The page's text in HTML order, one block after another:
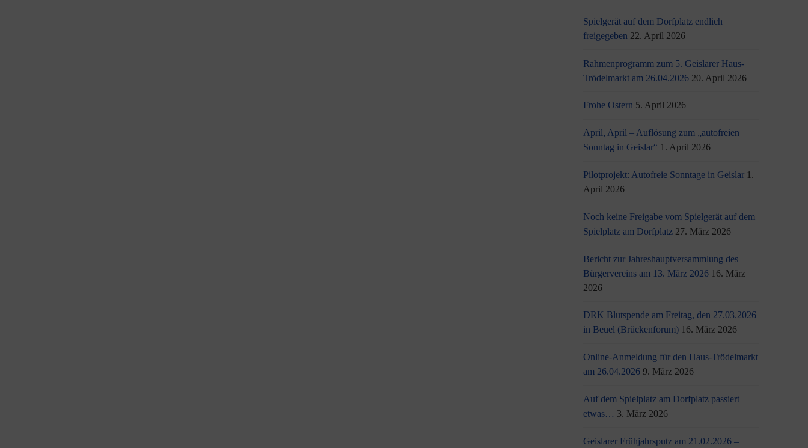
Spielgerät auf dem Dorfplatz endlich
freigegeben 22. April 2026
Rahmenprogramm zum 5. Geislarer Haus-
Trödelmarkt am 26.04.2026 20. April 2026
Frohe Ostern 5. April 2026
April, April – Auflösung zum „autofreien
Sonntag in Geislar“ 1. April 2026
Pilotprojekt: Autofreie Sonntage in Geislar 1.
April 2026
Noch keine Freigabe vom Spielgerät auf dem
Spielplatz am Dorfplatz 27. März 2026
Bericht zur Jahreshauptversammlung des
Bürgervereins am 13. März 2026 16. März
2026
DRK Blutspende am Freitag, den 27.03.2026
in Beuel (Brückenforum) 16. März 2026
Online-Anmeldung für den Haus-Trödelmarkt
am 26.04.2026 9. März 2026
Auf dem Spielplatz am Dorfplatz passiert
etwas… 3. März 2026
Geislarer Frühjahrsputz am 21.02.2026 –